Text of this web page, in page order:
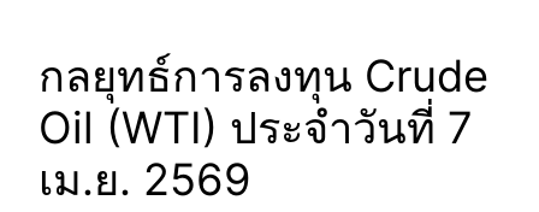
กลยุทธ์การลงทุน Crude
Oil (WTI) ประจำวันที่ 7
เม.ย. 2569